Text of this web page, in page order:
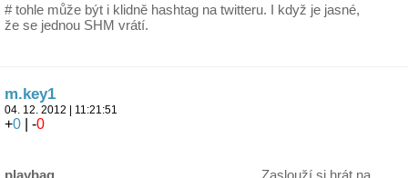
# tohle může být i klidně hashtag na twitteru. I když je jasné,
že se jednou SHM vrátí.
m.key1
04. 12. 2012 | 11:21:51
+0 | -0
playbag
Zaslouží si hrát na